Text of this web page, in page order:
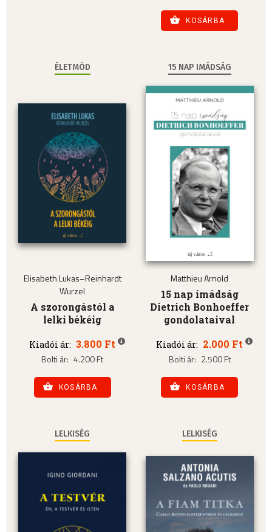
KOSÁRBA
ÉLETMÓD
Elisabeth Lukas–Reinhardt
Wurzel
A szorongástól a
lelki békéig
Kiadói ár: 3.800 Ft
Bolti ár: 4.200 Ft
KOSÁRBA
15 NAP IMÁDSÁG
Matthieu Arnold
15 nap imádság
Dietrich Bonhoeffer
gondolataival
Kiadói ár: 2.000 Ft
Bolti ár: 2.500 Ft
KOSÁRBA
LELKISÉG LELKISÉG